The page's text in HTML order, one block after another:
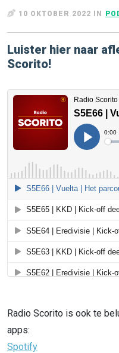
10 OKTOBER 2022 IN
Luister hier naar
Scorito!
Radio Scorito is ook te
apps:
Spotify